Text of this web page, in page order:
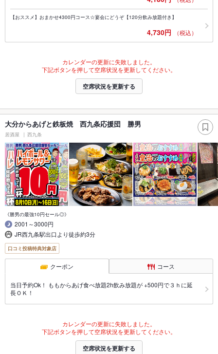
【おススメ】おまかせ4300円コース☆宴会にどうぞ【120分飲み放題付き】
4,730円 （税込）
カレンダーの更新に失敗しました。
下記ボタンを押して空席状況を更新してください。
空席状況を更新する
大分からあげと鉄板焼 西九条応援団 勝男
居酒屋 西九条
《勝男の最強10円セール◎》
2001～3000円
JR西九条駅出口より徒歩約3分
口コミ投稿特典対象店
クーポン コース
当日予約Ok！ ももからあげ食べ放題2h飲み放題が +500円で３ｈに延
長ＯＫ！
カレンダーの更新に失敗しました。
下記ボタンを押して空席状況を更新してください。
空席状況を更新する